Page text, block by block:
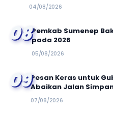
04/08/2026
08Pemkab Sumenep
pada 2026
05/08/2026
09Pesan Keras untuk
Abaikan Jalan
Desa Siap Bergerak
07/08/2026